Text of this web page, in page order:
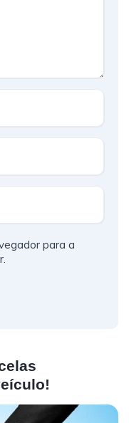
para a